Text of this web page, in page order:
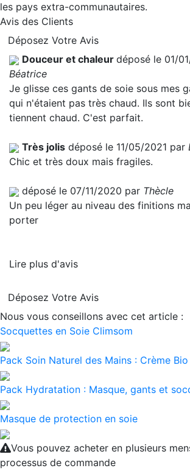
les pays extra-communautaires.
Avis des Clients
Déposez Votre Avis
Douceur et chaleur déposé le 01/
Béatrice
Je glisse ces gants de soie sous mes
qui n'étaient pas très chaud. Ils sont
tiennent chaud. C'est parfait.
Très jolis déposé le 11/05/2021 par
Chic et très doux mais fragiles.
déposé le 07/11/2020 par Thècle
Un peu léger au niveau des finitions
porter
Lire plus d'avis
Déposez Votre Avis
Nous vous conseillons avec cet article :
Socquettes en Soie Climsom
Pack Soin Naturel des Mains : Crème
Pack Hydratation : Masque, gants et
Masque de protection en soie
Vous pouvez acheter en plusieurs
processus de commande